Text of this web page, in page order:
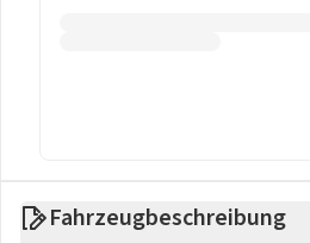
Fahrzeugbeschreibung